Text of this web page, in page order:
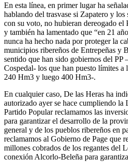
En esta línea, en primer lugar ha
hablando del trasvase si Zapatero y los
con su voto, no hubieran dereogado
y también ha lamentado que “en 21
nunca ha hecho nada por proteger la
municipios ribereños de Entrepeñas y
sentido que han sido gobiernos del PP
Cospedal- los que han puesto límites a
240 Hm3 y luego 400 Hm3-.
En cualquier caso, De las Heras ha
autorizado ayer se hace cumpliendo la
Partido Popular reclamamos las
para garantizar el desarrollo de la
general y de los pueblos ribereños en
reclamamos al Gobierno de Page que
millones cobrados de los regantes del
conexión Alcorlo-Beleña para